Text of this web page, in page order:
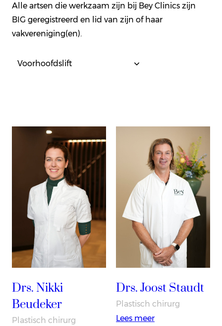
Alle artsen die werkzaam zijn bij Bey Clinics zijn
BIG geregistreerd en lid van zijn of haar
vakvereniging(en).
Drs. Nikki
Beudeker
Plastisch chirurg
Drs. Joost Staudt
Plastisch chirurg
Lees meer: